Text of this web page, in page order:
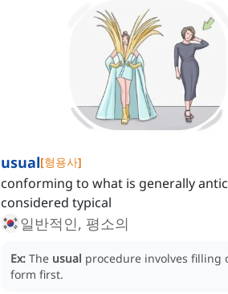
usual[형용사]
conforming to what is generally
considered typical
일반적인, 평소의
Ex: The usual procedure involves filling
form first.